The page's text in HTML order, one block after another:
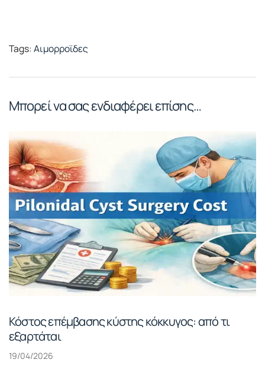
Tags: Αιμορροϊδες
Μπορεί να σας ενδιαφέρει επίσης…
Κόστος επέμβασης κύστης κόκκυγος: από τι
εξαρτάται
19/04/2026